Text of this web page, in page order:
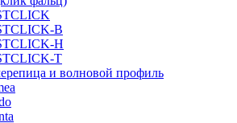
B
H
T
и волновой профиль